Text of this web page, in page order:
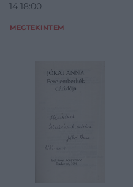
14 18:00
MEGTEKINTEM